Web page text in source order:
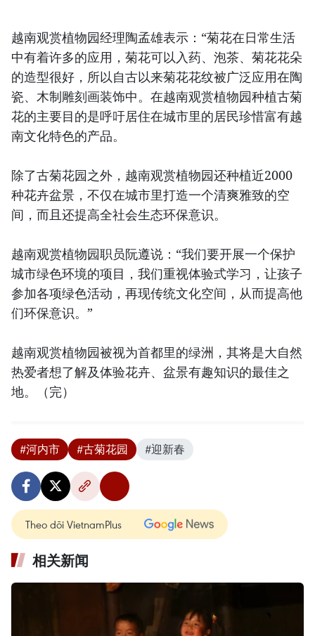
越南观赏植物园经理陶孟雄表示：“菊花在日常生活
中有着许多的应用，菊花可以入药、泡茶、菊花花朵
的造型很好，所以自古以来菊花花纹被广泛应用在陶
瓷、木制雕刻画装饰中。在越南观赏植物园种植古菊
花的主要目的是呼吁居住在城市里的居民珍惜富有越
南文化特色的产品。
除了古菊花园之外，越南观赏植物园还种植近2000
种花卉盆景，不仅在城市里打造一个清爽雅致的空
间，而且还提高全社会生态环保意识。
越南观赏植物园职员阮遵说：“我们要开展一个保护
城市绿色环境的项目，我们重视体验式学习，让孩子
参加各项绿色活动，再现传统文化空间，从而提高他
们环保意识。”
越南观赏植物园被视为首都里的绿洲，其将是大自然
热爱者想了解及体验花卉、盆景有趣知识的最佳之
地。（完）
#河内市 #古菊花园 #迎新春
Theo dõi VietnamPlus
相关新闻